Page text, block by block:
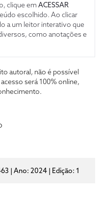
clique em ACESSAR
escolhido. Ao clicar
a um leitor interativo que
como anotações e
autoral, não é possível
será 100% online,
| Ano: 2024 | Edição: 1